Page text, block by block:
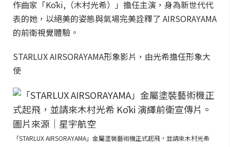
作曲家「Kōki,（木村光希）」擔任主演，身為新世代代
表的她，以絕美的姿態與氣場完美詮釋了 AIRSORAYAMA
的前衛視覺體驗。
STARLUX AIRSORAYAMA形象影片，由光希擔任形象大
使
「STARLUX AIRSORAYAMA」金屬塗裝藝術機正式起飛，並請來木村光希